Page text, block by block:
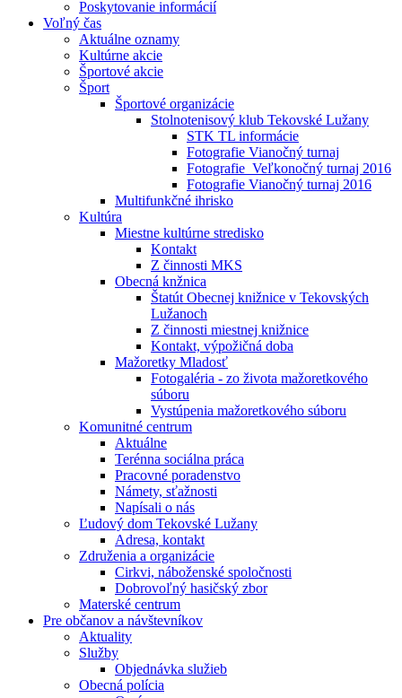
Poskytovanie informácií
Voľný čas
Aktuálne oznamy
Kultúrne akcie
Športové akcie
Šport
Športové organizácie
Stolnotenisový klub Tekovské Lužany
STK TL informácie
Fotografie Vianočný turnaj
Fotografie_Veľkonočný turnaj 2016
Fotografie Vianočný turnaj 2016
Multifunkčné ihrisko
Kultúra
Miestne kultúrne stredisko
Kontakt
Z činnosti MKS
Obecná knžnica
Štatút Obecnej knižnice v Tekovských
Lužanoch
Z činnosti miestnej knižnice
Kontakt, výpožičná doba
Mažoretky Mladosť
Fotogaléria - zo života mažoretkového
súboru
Vystúpenia mažoretkového súboru
Komunitné centrum
Aktuálne
Terénna sociálna práca
Pracovné poradenstvo
Námety, sťažnosti
Napísali o nás
Ľudový dom Tekovské Lužany
Adresa, kontakt
Združenia a organizácie
Cirkvi, náboženské spoločnosti
Dobrovoľný hasičský zbor
Materské centrum
Pre občanov a návštevníkov
Aktuality
Služby
Objednávka služieb
Obecná polícia